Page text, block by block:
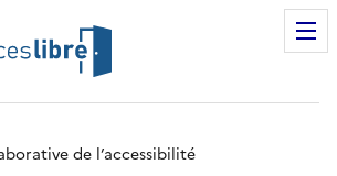
de l’accessibilité